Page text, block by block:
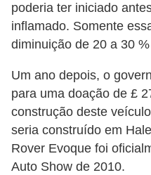
poderia ter iniciado
inflamado. Somente
diminuição de 20 a 30
Um ano depois, o
para uma doação de £
construção deste
seria construído em
Rover Evoque foi
Auto Show de 2010.
t
o
o
t
o
s
e